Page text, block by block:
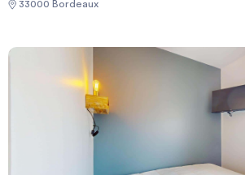
la ville pour faire vos courses ou vous balader.
NOT AT WEEKENDS +++You must provide a Visale Guarantee
33000 Bordeaux